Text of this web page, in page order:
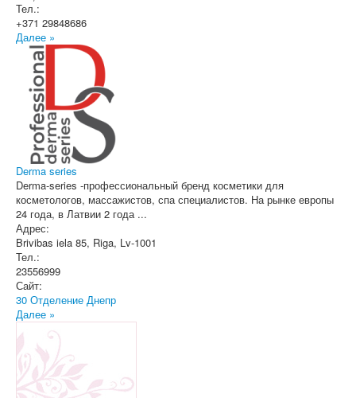
Тел.:
+371 29848686
Далее »
Derma series
Derma-series -профессиональный бренд косметики для
косметологов, массажистов, спа специалистов. На рынке европы
24 года, в Латвии 2 года ...
Адрес:
Brivibas iela 85, Riga, Lv-1001
Тел.:
23556999
Сайт:
30 Отделение Днепр
Далее »